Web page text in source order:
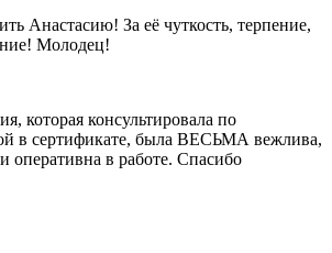
Анастасию! За её чуткость, терпение,
Молодец!
которая консультировала по
в сертификате, была ВЕСЬМА вежлива,
оперативна в работе. Спасибо